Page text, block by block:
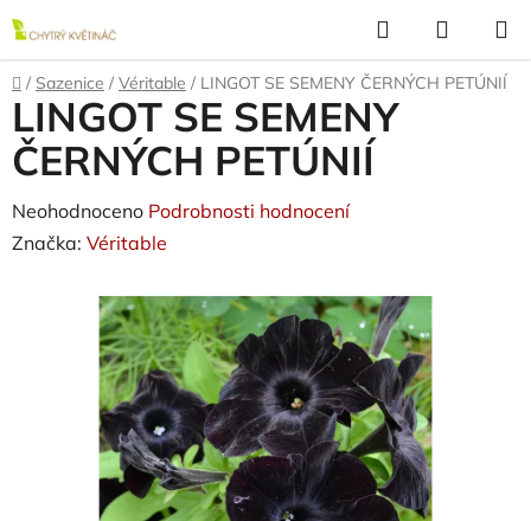
na
obsah
Hledat
KOŠÍK
Domů
/ Sazenice / Véritable / LINGOT SE SEMENY ČERNÝCH PETÚNIÍ
LINGOT SE SEMENY
ČERNÝCH PETÚNIÍ
Průměrné
hodnocení
hvězdiček.
Neohodnoceno Podrobnosti hodnocení
Značka: Véritable